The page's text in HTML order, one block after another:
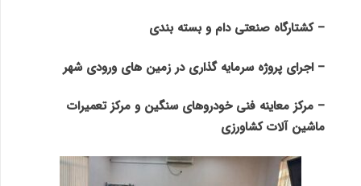
– کشتارگاه صنعتی دام و بسته بندی
– اجرای پروژه سرمایه گذاری در زمین های ورودی شهر
– مرکز معاینه فنی خودروهای سنگین و مرکز تعمیرات
ماشین آلات کشاورزی